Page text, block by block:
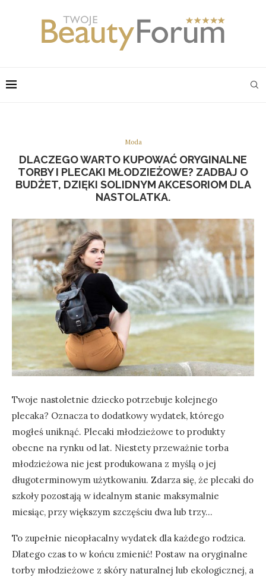
Moda
DLACZEGO WARTO KUPOWAĆ ORYGINALNE
TORBY I PLECAKI MŁODZIEŻOWE? ZADBAJ O
BUDŻET, DZIĘKI SOLIDNYM AKCESORIOM DLA
NASTOLATKA.
Twoje nastoletnie dziecko potrzebuje kolejnego
plecaka? Oznacza to dodatkowy wydatek, którego
mogłeś uniknąć. Plecaki młodzieżowe to produkty
obecne na rynku od lat. Niestety przeważnie torba
młodzieżowa nie jest produkowana z myślą o jej
długoterminowym użytkowaniu. Zdarza się, że plecaki do
szkoły pozostają w idealnym stanie maksymalnie
miesiąc, przy większym szczęściu dwa lub trzy…
To zupełnie nieopłacalny wydatek dla każdego rodzica.
Dlatego czas to w końcu zmienić! Postaw na oryginalne
torby młodzieżowe z skóry naturalnej lub ekologicznej, a